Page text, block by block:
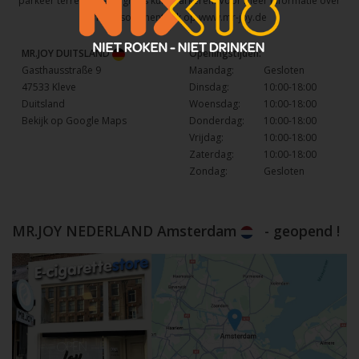
het assortiment kijk opwww.mr-joy.de
MR.JOY DUITSLAND
Gasthausstraße 9
47533 Kleve
Duitsland
Bekijk op Google Maps
Openingstijden:
Maandag:
Gesloten
Dinsdag:
10:00-18:00
Woensdag:
10:00-18:00
Donderdag:
10:00-18:00
Vrijdag:
10:00-18:00
Zaterdag:
10:00-18:00
Zondag:
Gesloten
MR.JOY NEDERLAND Amsterdam - geopend !